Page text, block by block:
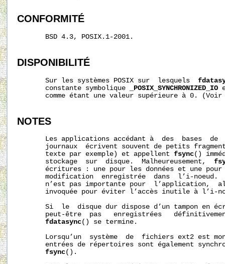
CONFORMITÉ
       BSD 4.3, POSIX.1-2001.
DISPONIBILITÉ
       Sur les systèmes POSIX sur  lesquels
       constante symbolique
_POSIX_SYNCHRONIZED_IO
comme étant une valeur supérieure à 0.
NOTES
Les applications accédant à  des  bases  de
journaux  écrivent souvent de petits
       texte par exemple) et appellent
fsync()
       stockage  sur  disque.  Malheureusement,
écritures : une pour les données et une
modification  enregistrée  dans  l’i-noeud.
n’est pas importante pour  l’application,
invoquée pour éviter l’accès inutile à l’i-
Si  le  disque dur dispose d’un tampon en
peut‐être  pas   enregistrées
fdatasync() se termine.
Lorsqu’un  système  de  fichiers ext2 est
entrées de répertoires sont également
fsync().